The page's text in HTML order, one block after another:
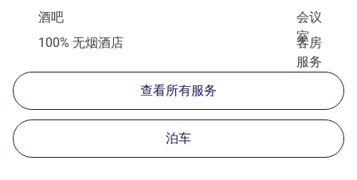
酒吧
会议
室
100% 无烟酒店
客房
服务
查看所有服务
泊车